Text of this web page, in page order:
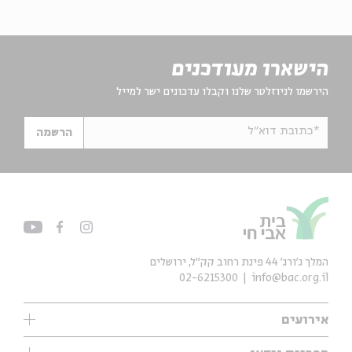
הישארו מעודכנים
הירשמו לניוזלטר שלנו וקבלו עדכונים ישר למייל
*כתובת דוא"ל הרשמה
אירועים
עיון
המלך ג'ורג' 44 פינת רחוב קק״ל, ירושלים
info@bac.org.il
02-6215300